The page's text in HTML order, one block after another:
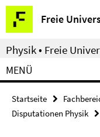
Springe
direkt
zu
Inhalt
Freie
Service-
Navigation
Physik • Freie
MENÜ
Startseite
Disputationen Physik